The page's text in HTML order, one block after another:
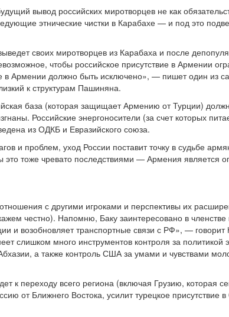
вывод российских миротворцев не как
этнические чистки в Карабахе — и под это
своих миротворцев из Карабаха и после
чтобы российское присутствие в Армении
в Армении должно быть исключено», — пишет один из
к структурам Пашиняна.
база (которая защищает Армению от Турции)
Российские энергоносители (за счет которых
из ОДКБ и Евразийского союза.
и проблем, уход России поставит точку в судьбе
это тоже чревато последствиями — Армения
с другими игроками и перспективы их
честно). Напомню, Баку заинтересовано в
и возобновляет транспортные связи с РФ», — говорит
слишком много инструментов контроля за политикой
а также контроль США за умами и чувствами
к переходу всего региона (включая Грузию, которая
от Ближнего Востока, усилит турецкое присутствие